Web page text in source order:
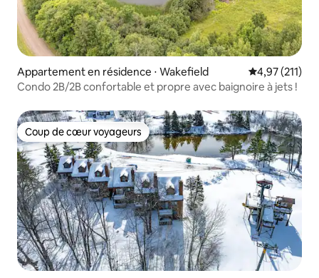
Appartement en résidence ⋅ Wakefield Évaluation
4,97 (211)
Condo 2B/2B confortable et propre avec baignoire à jets !
Coup de cœur voyageurs
Coup de cœur voyageurs